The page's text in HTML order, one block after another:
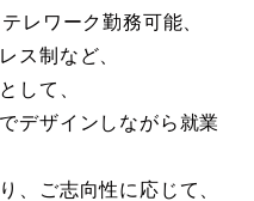
レワーク勤務可能、
ス制など、
して、
デザインしながら就業
、ご志向性に応じて、